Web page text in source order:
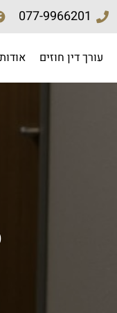
077-9966201
עורך דין חוזים